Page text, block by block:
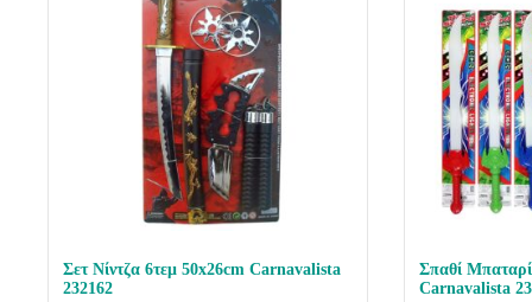
Σετ Νίντζα 6τεμ 50x26cm Carnavalista
232162
Σπαθί
Carnavalista